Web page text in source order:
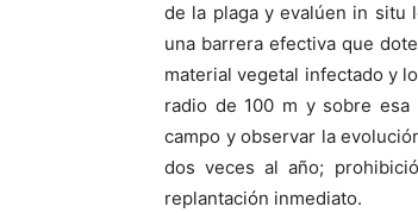
de la plaga y evalúen in situ
una barrera efectiva que
material vegetal infectado y
radio de 100 m y sobre
campo y observar la
dos veces al año;
replantación inmediato.